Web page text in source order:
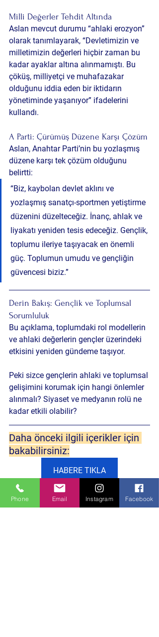
Milli Değerler Tehdit Altında
Aslan mevcut durumu “ahlaki erozyon”
olarak tanımlayarak, “Devletimizin ve
milletimizin değerleri hiçbir zaman bu
kadar ayaklar altına alınmamıştı. Bu
çöküş, milliyetçi ve muhafazakar
olduğunu iddia eden bir iktidarın
yönetiminde yaşanıyor” ifadelerini
kullandı.
A Parti: Çürümüş Düzene Karşı Çözüm
Aslan, Anahtar Parti’nin bu yozlaşmış
düzene karşı tek çözüm olduğunu
belirtti:
“Biz, kaybolan devlet aklını ve
yozlaşmış sanatçı-sportmen yetiştirme
düzenini düzelteceğiz. İnanç, ahlak ve
liyakatı yeniden tesis edeceğiz. Gençlik,
toplumu ileriye taşıyacak en önemli
güç. Toplumun umudu ve gençliğin
güvencesi biziz.”
Derin Bakış: Gençlik ve Toplumsal
Sorumluluk
Bu açıklama, toplumdaki rol modellerin
ve ahlaki değerlerin gençler üzerindeki
etkisini yeniden gündeme taşıyor.
Peki sizce gençlerin ahlaki ve toplumsal
gelişimini korumak için hangi önlemler
alınmalı? Siyaset ve medyanın rolü ne
kadar etkili olabilir?
Daha önceki ilgili içerikler için
bakabilirsiniz:
HABERE TIKLA
anahtarparti
Phone Email Instagram Facebook